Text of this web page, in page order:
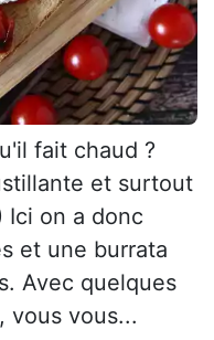
fait chaud ?
et surtout
Ici on a donc
et une burrata
Avec quelques
vous vous...